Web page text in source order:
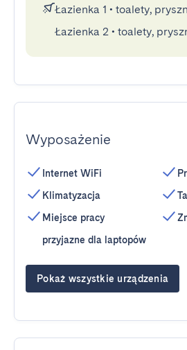
Łazienka 1 • toalety,
Łazienka 2 • toalety,
Wyposażenie
Internet WiFi
Klimatyzacja
Miejsce pracy
przyjazne dla laptopów
Pokaż wszystkie urządzenia